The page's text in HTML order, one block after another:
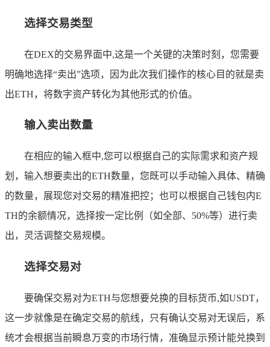
选择交易类型
在DEX的交易界面中,这是一个关键的决策时刻，您需要
明确地选择“卖出”选项，因为此次我们操作的核心目的就是卖
出ETH，将数字资产转化为其他形式的价值。
输入卖出数量
在相应的输入框中,您可以根据自己的实际需求和资产规
划，输入想要卖出的ETH数量，您既可以手动输入具体、精确
的数量，展现您对交易的精准把控；也可以根据自己钱包内E
TH的余额情况，选择按一定比例（如全部、50%等）进行卖
出，灵活调整交易规模。
选择交易对
要确保交易对为ETH与您想要兑换的目标货币,如USDT，
这一步就像是在确定交易的航线，只有确认交易对无误后，系
统才会根据当前瞬息万变的市场行情，准确显示预计能兑换到